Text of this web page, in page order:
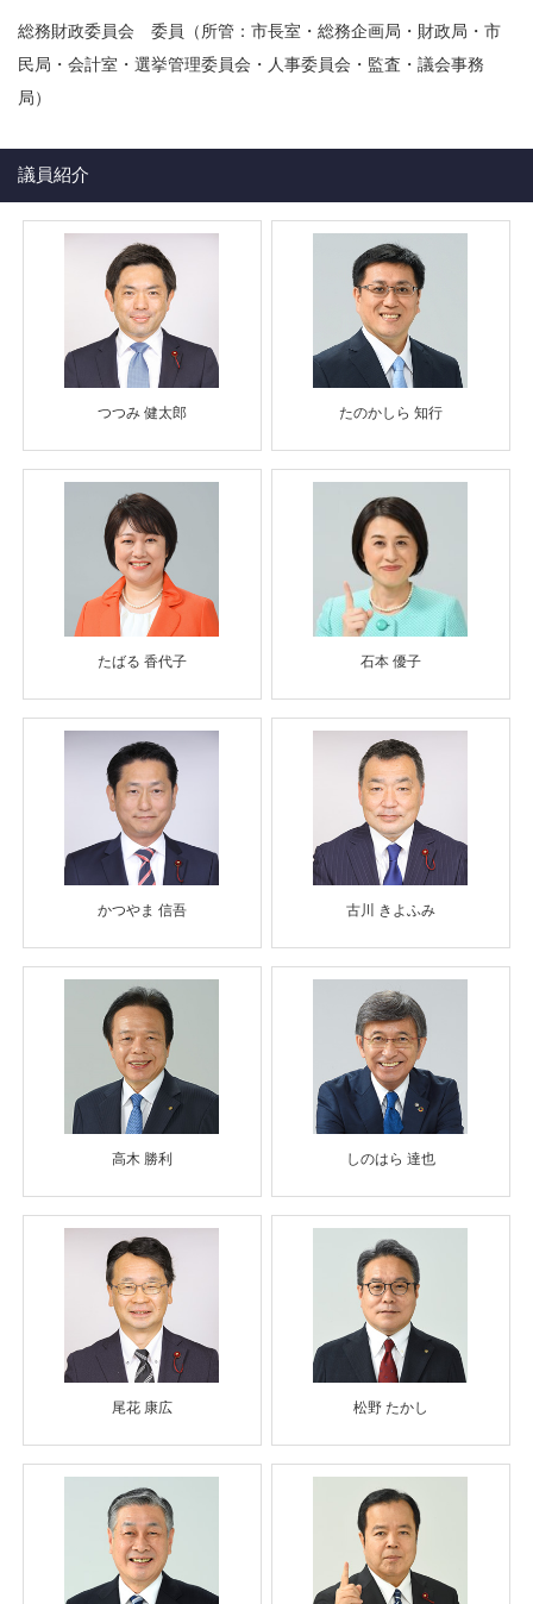
総務財政委員会 委員（所管：市長室・総務企画局・財政局・市
民局・会計室・選挙管理委員会・人事委員会・監査・議会事務
局）
議員紹介
つつみ 健太郎 たのかしら 知行
たばる 香代子 石本 優子
かつやま 信吾 古川 きよふみ
高木 勝利 しのはら 達也
尾花 康広 松野 たかし